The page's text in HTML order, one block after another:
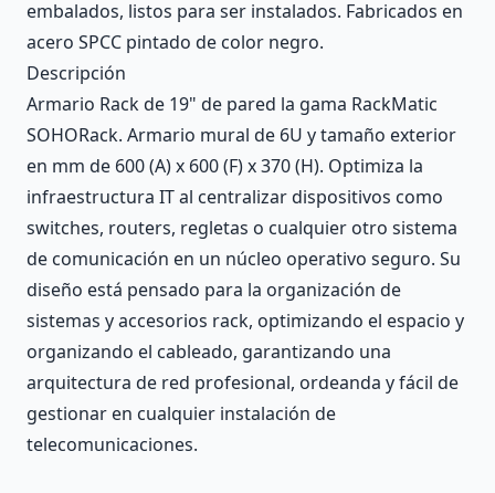
embalados, listos para ser instalados. Fabricados en
acero SPCC pintado de color negro.
Descripción
Armario Rack de 19" de pared la gama RackMatic
SOHORack. Armario mural de 6U y tamaño exterior
en mm de 600 (A) x 600 (F) x 370 (H). Optimiza la
infraestructura IT al centralizar dispositivos como
switches, routers, regletas o cualquier otro sistema
de comunicación en un núcleo operativo seguro. Su
diseño está pensado para la organización de
sistemas y accesorios rack, optimizando el espacio y
organizando el cableado, garantizando una
arquitectura de red profesional, ordeanda y fácil de
gestionar en cualquier instalación de
telecomunicaciones.